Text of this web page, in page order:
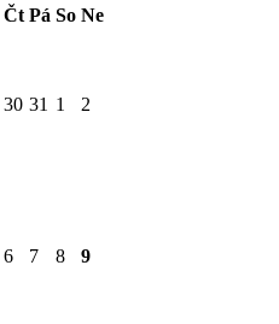
Čt Pá So Ne
30 31 1 2
6 7 8 9